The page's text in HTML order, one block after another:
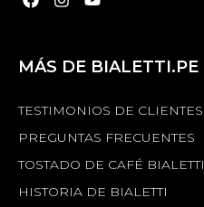
MÁS DE BIALETTI.PE
TESTIMONIOS DE CLIENTES
PREGUNTAS FRECUENTES
TOSTADO DE CAFÉ BIALETTI
HISTORIA DE BIALETTI